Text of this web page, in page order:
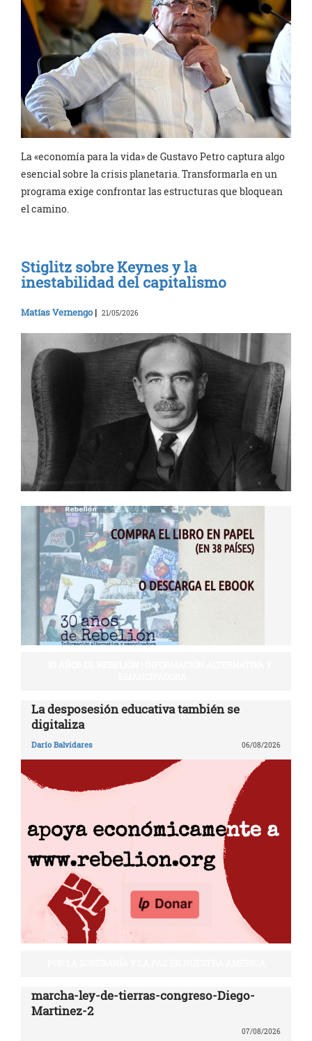
La «economía para la vida» de Gustavo Petro captura algo
esencial sobre la crisis planetaria. Transformarla en un
programa exige confrontar las estructuras que bloquean
el camino.
Stiglitz sobre Keynes y la
inestabilidad del capitalismo
Matías Vernengo| 21/05/2026
La desposesión educativa también se
digitaliza
Darío Balvidares 06/08/2026
marcha-ley-de-tierras-congreso-Diego-
Martinez-2
07/08/2026